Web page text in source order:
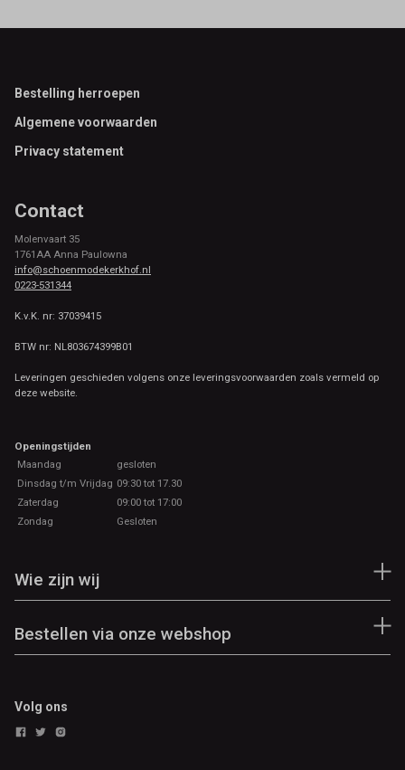
Footer
Bestelling herroepen
Algemene voorwaarden
Privacy statement
Contact
Molenvaart 35
1761AA Anna Paulowna
info@schoenmodekerkhof.nl
0223-531344
K.v.K. nr: 37039415
BTW nr: NL803674399B01
Leveringen geschieden volgens onze leveringsvoorwaarden zoals vermeld op
deze website.
Openingstijden
Maandag
gesloten
Dinsdag t/m Vrijdag 09:30 tot 17.30
Zaterdag
09:00 tot 17:00
Zondag
Gesloten
Wie zijn wij
Bestellen via onze webshop
Volg ons